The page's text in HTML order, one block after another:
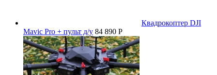
Квадрокоптер DJI
Mavic Pro + пульт д/у 84 890 P